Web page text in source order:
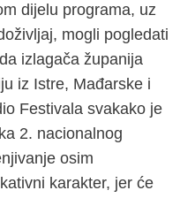
dijelu programa, uz
mogli pogledati
izlagača županija
iz Istre, Mađarske i
Festivala svakako je
2. nacionalnog
osim
karakter, jer će